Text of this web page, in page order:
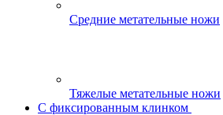
Средние метательные ножи
Тяжелые метательные ножи
С фиксированным клинком